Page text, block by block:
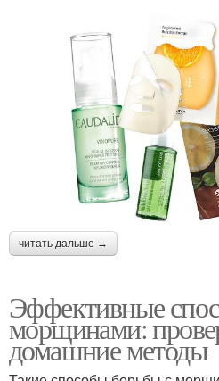
читать дальше →
Эффективные
морщинами:
домашние методы